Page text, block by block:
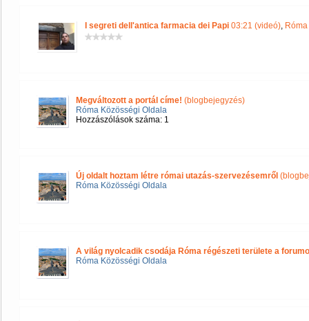
I segreti dell'antica farmacia dei Papi 03:21 (videó),
Megváltozott a portál címe! (blogbejegyzés)
Róma Közösségi Oldala
Hozzászólások száma: 1
Új oldalt hoztam létre római utazás-szervezésemről
Róma Közösségi Oldala
A világ nyolcadik csodája Róma régészeti területe a
Róma Közösségi Oldala